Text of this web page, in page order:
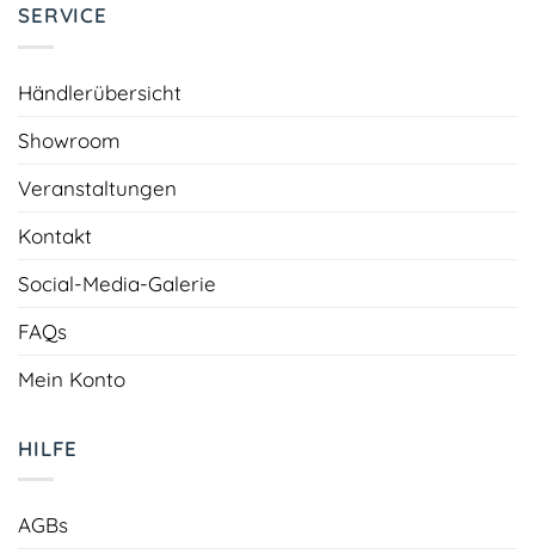
SERVICE
Händlerübersicht
Showroom
Veranstaltungen
Kontakt
Social-Media-Galerie
FAQs
Mein Konto
HILFE
AGBs